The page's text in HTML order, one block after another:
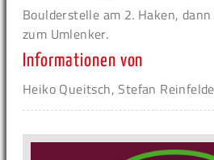
Boulderstelle am 2. Haken,
zum Umlenker.
Informationen von
Heiko Queitsch, Stefan